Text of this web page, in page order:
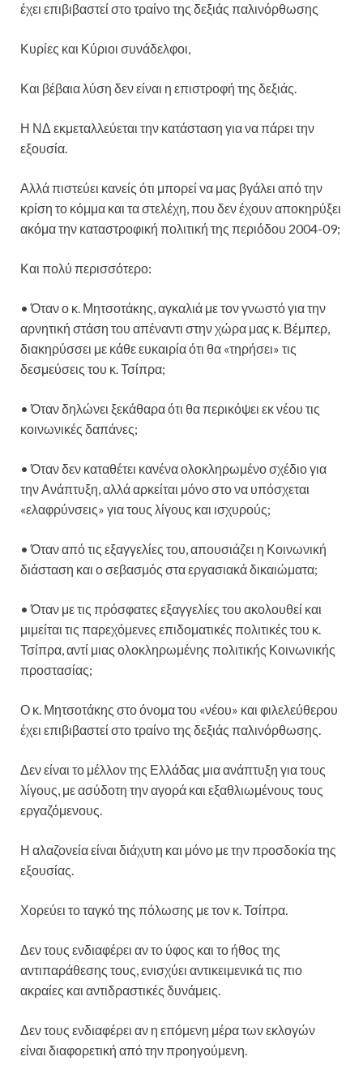
έχει επιβιβαστεί στο τραίνο της δεξιάς παλινόρθωσης
Κυρίες και Κύριοι συνάδελφοι,
Και βέβαια λύση δεν είναι η επιστροφή της δεξιάς.
Η ΝΔ εκμεταλλεύεται την κατάσταση για να πάρει την
εξουσία.
Αλλά πιστεύει κανείς ότι μπορεί να μας βγάλει από την
κρίση το κόμμα και τα στελέχη, που δεν έχουν αποκηρύξει
ακόμα την καταστροφική πολιτική της περιόδου 2004-09;
Και πολύ περισσότερο:
• Όταν ο κ. Μητσοτάκης, αγκαλιά με τον γνωστό για την
αρνητική στάση του απέναντι στην χώρα μας κ. Βέμπερ,
διακηρύσσει με κάθε ευκαιρία ότι θα «τηρήσει» τις
δεσμεύσεις του κ. Τσίπρα;
• Όταν δηλώνει ξεκάθαρα ότι θα περικόψει εκ νέου τις
κοινωνικές δαπάνες;
• Όταν δεν καταθέτει κανένα ολοκληρωμένο σχέδιο για
την Ανάπτυξη, αλλά αρκείται μόνο στο να υπόσχεται
«ελαφρύνσεις» για τους λίγους και ισχυρούς;
• Όταν από τις εξαγγελίες του, απουσιάζει η Κοινωνική
διάσταση και ο σεβασμός στα εργασιακά δικαιώματα;
• Όταν με τις πρόσφατες εξαγγελίες του ακολουθεί και
μιμείται τις παρεχόμενες επιδοματικές πολιτικές του κ.
Τσίπρα, αντί μιας ολοκληρωμένης πολιτικής Κοινωνικής
προστασίας;
Ο κ. Μητσοτάκης στο όνομα του «νέου» και φιλελεύθερου
έχει επιβιβαστεί στο τραίνο της δεξιάς παλινόρθωσης.
Δεν είναι το μέλλον της Ελλάδας μια ανάπτυξη για τους
λίγους, με ασύδοτη την αγορά και εξαθλιωμένους τους
εργαζόμενους.
Η αλαζονεία είναι διάχυτη και μόνο με την προσδοκία της
εξουσίας.
Χορεύει το ταγκό της πόλωσης με τον κ. Τσίπρα.
Δεν τους ενδιαφέρει αν το ύφος και το ήθος της
αντιπαράθεσης τους, ενισχύει αντικειμενικά τις πιο
ακραίες και αντιδραστικές δυνάμεις.
Δεν τους ενδιαφέρει αν η επόμενη μέρα των εκλογών
είναι διαφορετική από την προηγούμενη.